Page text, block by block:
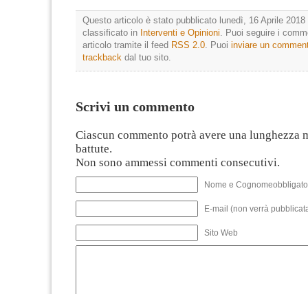
Questo articolo è stato pubblicato lunedì, 16 Aprile 2018
classificato in Interventi e Opinioni . Puoi seguire i
articolo tramite il feed RSS 2.0 . Puoi inviare un
trackback dal tuo sito.
Scrivi un commento
Ciascun commento potrà avere una lunghezza
battute.
Non sono ammessi commenti consecutivi.
Nome e
E-mail (non verrà
Sito Web